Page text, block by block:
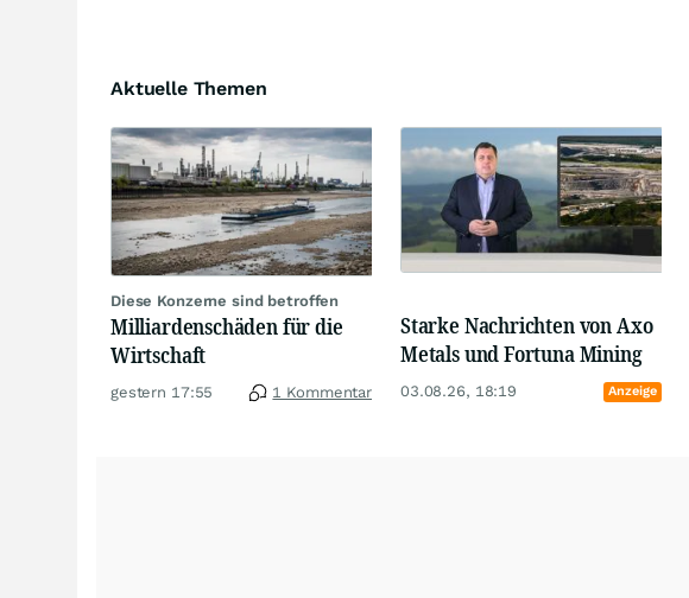
Aktuelle Themen
Diese Konzerne sind betroffen
Milliardenschäden für die
Wirtschaft
gestern 17:55 1 Kommentar
Starke Nachrichten von Axo
Metals und Fortuna Mining
03.08.26, 18:19 Anzeige